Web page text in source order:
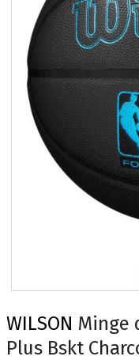
WILSON Minge
Plus Bskt